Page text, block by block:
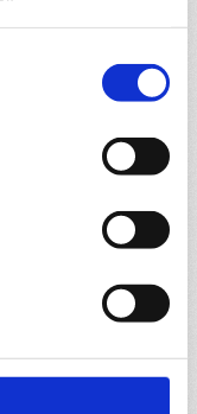
MSC Splendida
€ 913